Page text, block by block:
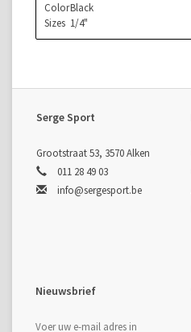
ColorBlack
Sizes 1/4"
Serge Sport
Grootstraat 53, 3570 Alken
011 28 49 03
info@sergesport.be
Nieuwsbrief